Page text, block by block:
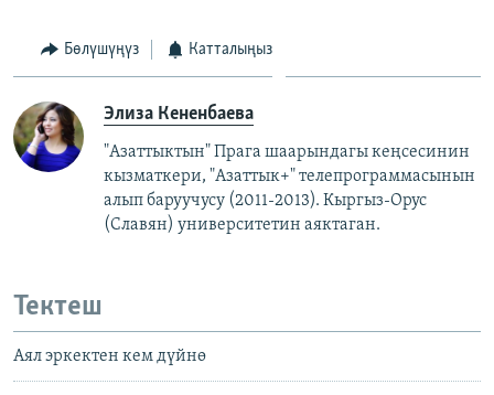
Бөлүшүңүз Катталыңыз
Элиза Кененбаева
"Азаттыктын" Прага шаарындагы кеңсесинин
кызматкери, "Азаттык+" телепрограммасынын
алып баруучусу (2011-2013). Кыргыз-Орус
(Славян) университетин аяктаган.
Тектеш
Аял эркектен кем дүйнө